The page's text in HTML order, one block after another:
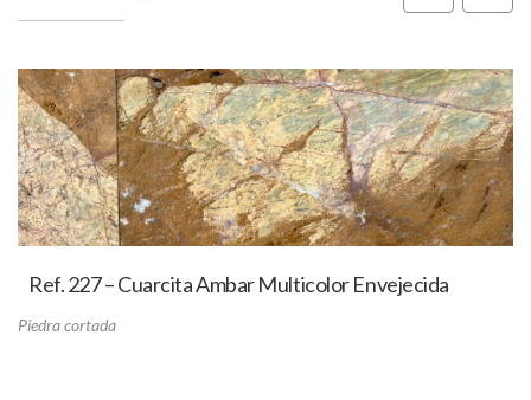
Ref. 227 – Cuarcita Ambar Multicolor Envejecida
Piedra cortada